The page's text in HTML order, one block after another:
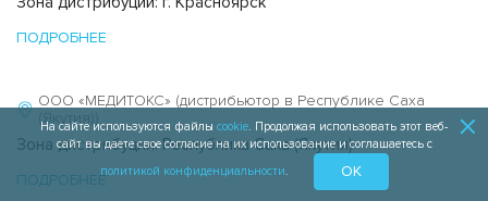
ПОДРОБНЕЕ
ООО «МЕДИТОКС» (дистрибьютор в Республике Саха
(Якутия))
Зона дистрибуции: Республика Саха (Якутия)
ПОДРОБНЕЕ
На сайте используются файлы cookie. Продолжая использовать этот веб-
сайт вы даете свое согласие на их использование и соглашаетесь с
политикой конфиденциальности. OK